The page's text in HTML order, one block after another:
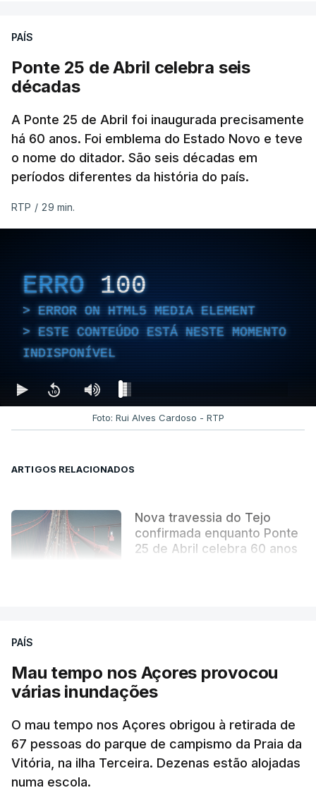
PAÍS
Ponte 25 de Abril celebra seis
décadas
A Ponte 25 de Abril foi inaugurada precisamente
há 60 anos. Foi emblema do Estado Novo e teve
o nome do ditador. São seis décadas em
períodos diferentes da história do país.
RTP / 29 min.
ERRO 100
ERROR ON HTML5 MEDIA ELEMENT
ESTE CONTEÚDO ESTÁ NESTE MOMENTO
INDISPONÍVEL
Foto: Rui Alves Cardoso - RTP
ARTIGOS RELACIONADOS
Nova travessia do Tejo
confirmada enquanto Ponte
25 de Abril celebra 60 anos
PAÍS
Mau tempo nos Açores provocou
várias inundações
O mau tempo nos Açores obrigou à retirada de
67 pessoas do parque de campismo da Praia da
Vitória, na ilha Terceira. Dezenas estão alojadas
numa escola.